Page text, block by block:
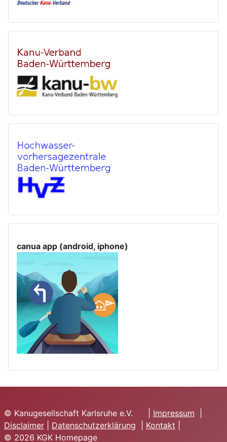
canua app (android, iphone)
© Kanugesellschaft Karlsruhe e.V. | Impressum
Disclaimer
Datenschutzerklärung Kontakt
© 2026 KGK Homepage